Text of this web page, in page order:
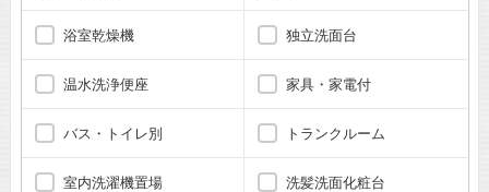
浴室乾燥機 独立洗面台
温水洗浄便座 家具・家電付
バス・トイレ別 トランクルーム
室内洗濯機置場 洗髪洗面化粧台